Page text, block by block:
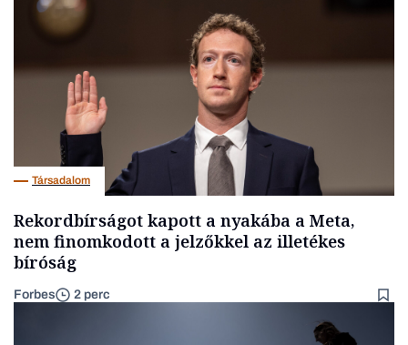
Társadalom
Rekordbírságot kapott a nyakába a Meta,
nem finomkodott a jelzőkkel az illetékes
bíróság
Forbes 2 perc